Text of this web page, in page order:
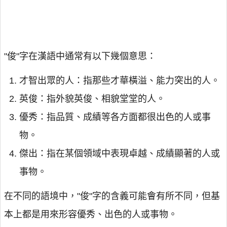
"俊"字在漢語中通常有以下幾個意思：
才智出眾的人：指那些才華橫溢、能力突出的人。
英俊：指外貌英俊、相貌堂堂的人。
優秀：指品質、成績等各方面都很出色的人或事
物。
傑出：指在某個領域中表現卓越、成績顯著的人或
事物。
在不同的語境中，"俊"字的含義可能會有所不同，但基
本上都是用來形容優秀、出色的人或事物。